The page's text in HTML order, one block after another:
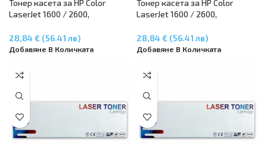
Тонер касета за HP Color
LaserJet 1600 / 2600,
Q6003A
28,84 € (56.41 лв)
Добавяне В Количката
Тонер касета за HP Color
LaserJet 1600 / 2600,
28,84 € (56.41 лв)
Добавяне В Количката